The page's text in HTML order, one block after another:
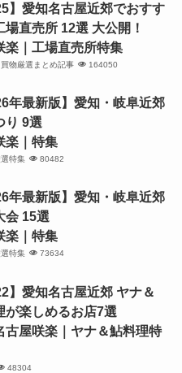
】愛知名古屋近郊でおすす
場直売所 12選 大公開！
楽｜工場直売所特集
物厳選まとめ記事 164050
年最新版】愛知・岐阜近郊
り 9選
楽｜特集
特集 80482
年最新版】愛知・岐阜近郊
会 15選
楽｜特集
特集 73634
】愛知名古屋近郊 ヤナ＆
が楽しめるお店7選
古屋咲楽｜ヤナ＆鮎料理特
48304